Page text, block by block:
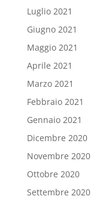
Luglio 2021
Giugno 2021
Maggio 2021
Aprile 2021
Marzo 2021
Febbraio 2021
Gennaio 2021
Dicembre 2020
Novembre 2020
Ottobre 2020
Settembre 2020